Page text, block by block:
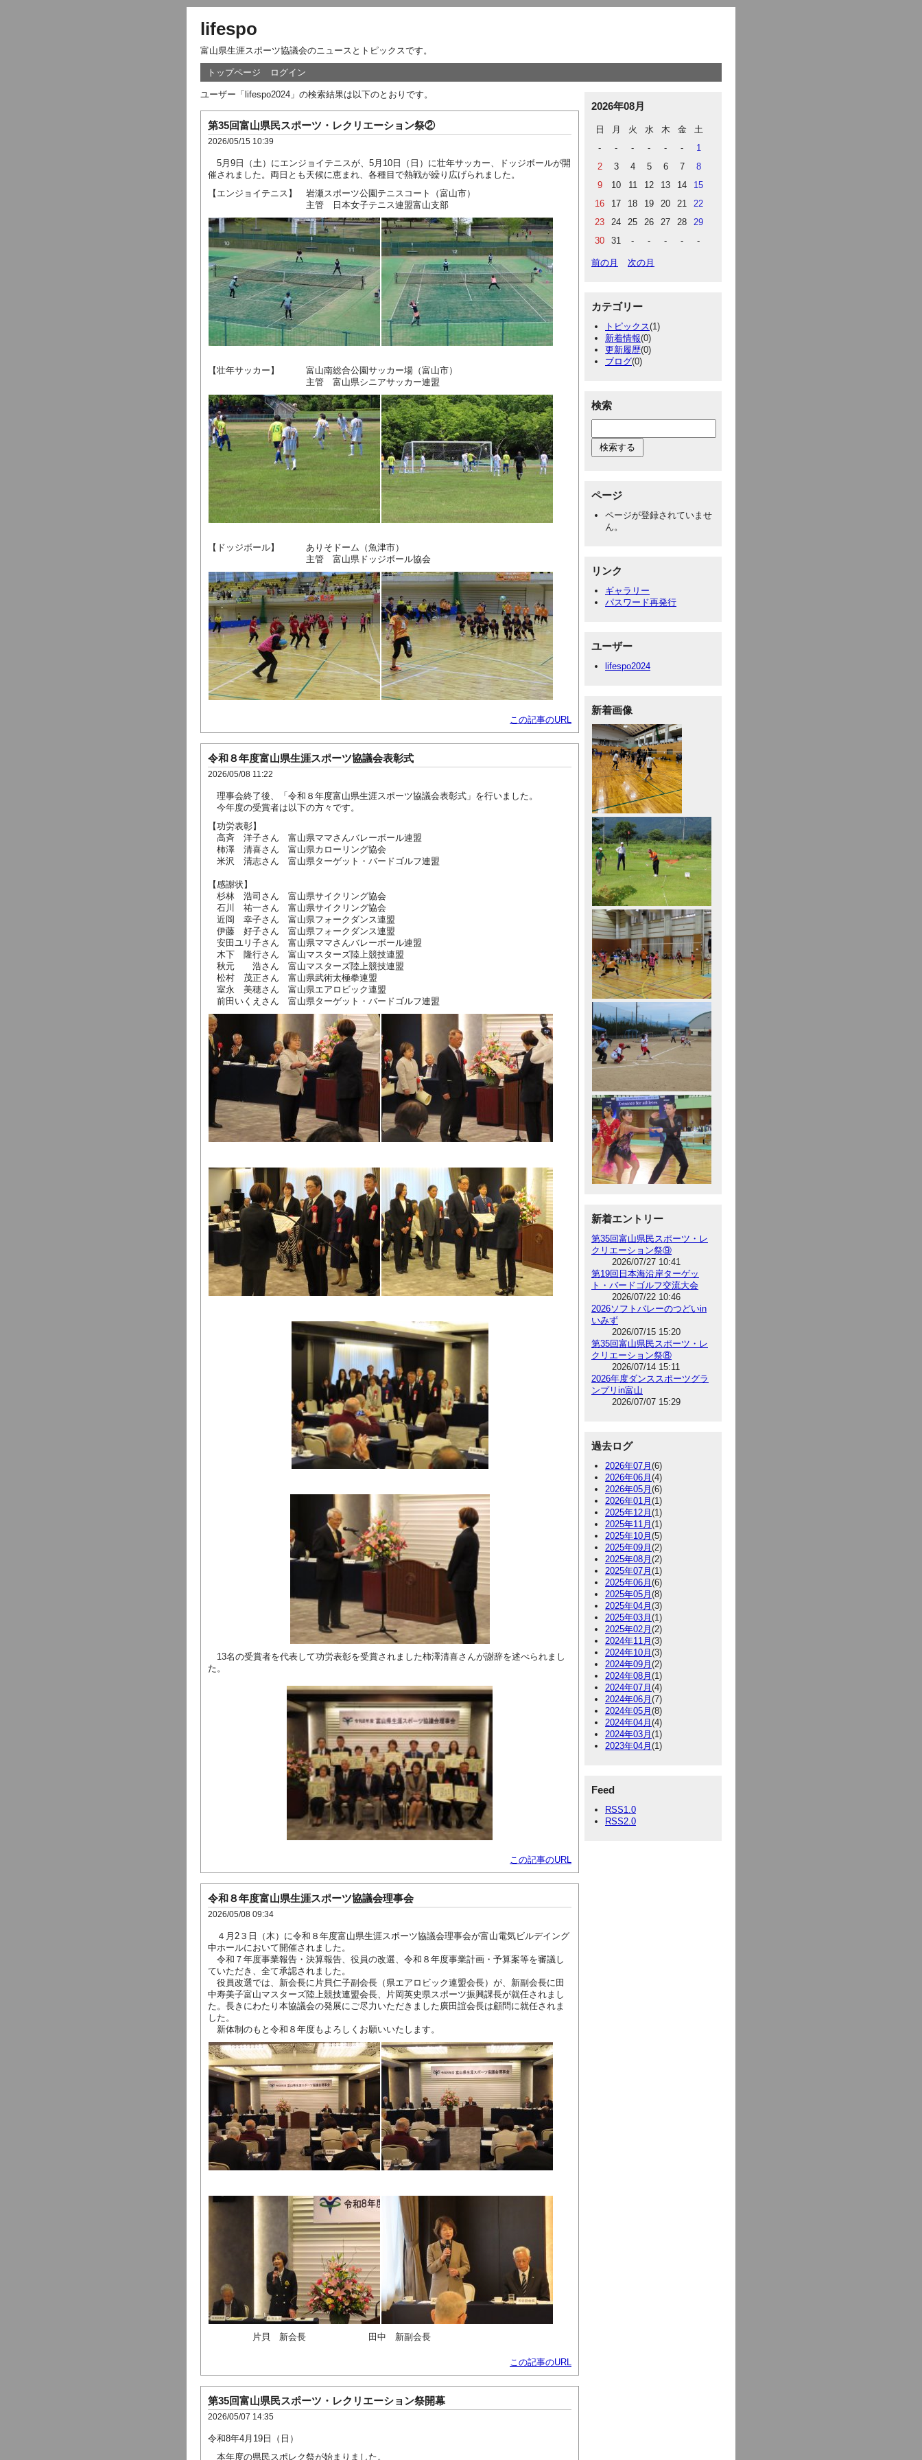
lifespo
富山県生涯スポーツ協議会のニュースとトピックスです。
トップページ ログイン
ユーザー「lifespo2024」の検索結果は以下のとおりです。
第35回富山県民スポーツ・レクリエーション祭②
2026/05/15 10:39
5月9日（土）にエンジョイテニスが、5月10日（日）に壮年サッカー、ドッジボールが開
催されました。両日とも天候に恵まれ、各種目で熱戦が繰り広げられました。
【エンジョイテニス】 岩瀬スポーツ公園テニスコート（富山市）
主管 日本女子テニス連盟富山支部
【壮年サッカー】 富山南総合公園サッカー場（富山市）
主管 富山県シニアサッカー連盟
【ドッジボール】 ありそドーム（魚津市）
主管 富山県ドッジボール協会
この記事のURL
令和８年度富山県生涯スポーツ協議会表彰式
2026/05/08 11:22
理事会終了後、「令和８年度富山県生涯スポーツ協議会表彰式」を行いました。
今年度の受賞者は以下の方々です。
【功労表彰】
高斉 洋子さん 富山県ママさんバレーボール連盟
柿澤 清喜さん 富山県カローリング協会
米沢 清志さん 富山県ターゲット・バードゴルフ連盟
【感謝状】
杉林 浩司さん 富山県サイクリング協会
石川 祐一さん 富山県サイクリング協会
近岡 幸子さん 富山県フォークダンス連盟
伊藤 好子さん 富山県フォークダンス連盟
安田ユリ子さん 富山県ママさんバレーボール連盟
木下 隆行さん 富山マスターズ陸上競技連盟
秋元 浩さん 富山マスターズ陸上競技連盟
松村 茂正さん 富山県武術太極拳連盟
室永 美穂さん 富山県エアロビック連盟
前田いくえさん 富山県ターゲット・バードゴルフ連盟
13名の受賞者を代表して功労表彰を受賞されました柿澤清喜さんが謝辞を述べられまし
た。
この記事のURL
令和８年度富山県生涯スポーツ協議会理事会
2026/05/08 09:34
４月2３日（木）に令和８年度富山県生涯スポーツ協議会理事会が富山電気ビルデイング
中ホールにおいて開催されました。
令和７年度事業報告・決算報告、役員の改選、令和８年度事業計画・予算案等を審議し
ていただき、全て承認されました。
役員改選では、新会長に片貝仁子副会長（県エアロビック連盟会長）が、新副会長に田
中寿美子富山マスターズ陸上競技連盟会長、片岡英史県スポーツ振興課長が就任されまし
た。長きにわたり本協議会の発展にご尽力いただきました廣田誼会長は顧問に就任されま
した。
新体制のもと令和８年度もよろしくお願いいたします。
片貝 新会長 田中 新副会長
この記事のURL
第35回富山県民スポーツ・レクリエーション祭開幕
2026/05/07 14:35
令和8年4月19日（日）
本年度の県民スポレク祭が始まりました。
2026年08月
日 月 火 水 木 金
土
-
- - - - -
1
2
3 4 5 6 7
8
9
10 11 12 13 14
15
16
17 18 19 20 21
22
23
24 25 26 27 28
29
30
31 - - - - -
前の月 次の月
カテゴリー
トピックス(1)
新着情報(0)
更新履歴(0)
ブログ(0)
検索
ページ
ページが登録されていませ
ん。
リンク
ギャラリー
パスワード再発行
ユーザー
lifespo2024
新着画像
新着エントリー
第35回富山県民スポーツ・レ
クリエーション祭⑨
2026/07/27 10:41
第19回日本海沿岸ターゲッ
ト・バードゴルフ交流大会
2026/07/22 10:46
2026ソフトバレーのつどいin
いみず
2026/07/15 15:20
第35回富山県民スポーツ・レ
クリエーション祭⑧
2026/07/14 15:11
2026年度ダンススポーツグラ
ンプリin富山
2026/07/07 15:29
過去ログ
2026年07月 (6)
2026年06月 (4)
2026年05月 (6)
2026年01月 (1)
2025年12月 (1)
2025年11月 (1)
2025年10月 (5)
2025年09月 (2)
2025年08月 (2)
2025年07月 (1)
2025年06月 (6)
2025年05月 (8)
2025年04月 (3)
2025年03月 (1)
2025年02月 (2)
2024年11月 (3)
2024年10月 (3)
2024年09月 (2)
2024年08月 (1)
2024年07月 (4)
2024年06月 (7)
2024年05月 (8)
2024年04月 (4)
2024年03月 (1)
2023年04月 (1)
Feed
RSS1.0
RSS2.0